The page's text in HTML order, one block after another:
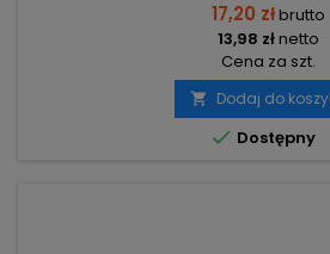
17,20 złbrutto
13,98 złnetto
Cena za szt.
 Dodaj do
 Dostępny